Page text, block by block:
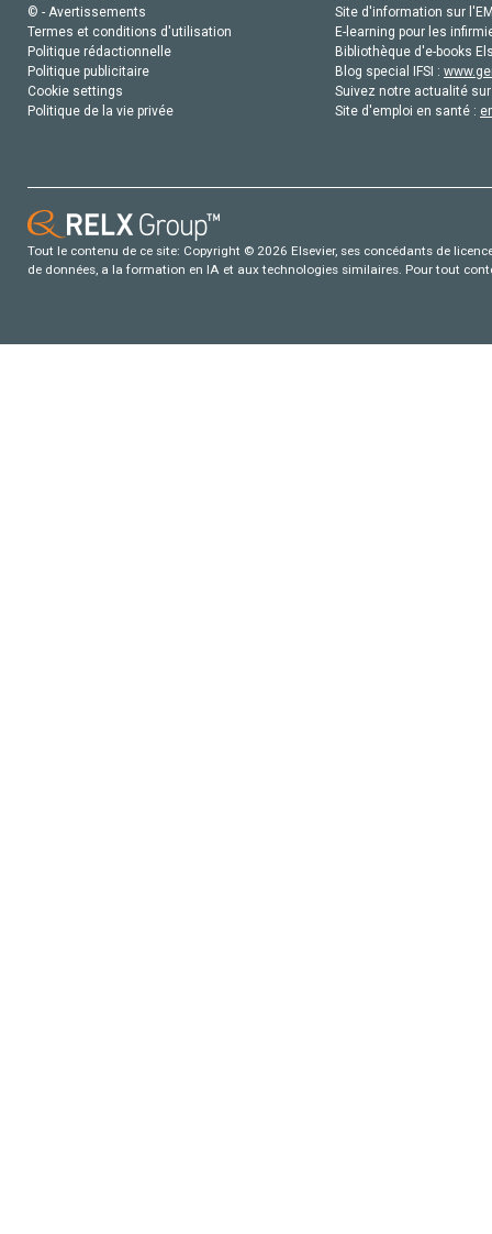
© - Avertissements
Termes et conditions d'utilisation
Politique rédactionnelle
Politique publicitaire
Cookie settings
Politique de la vie privée
Site d'information sur
E-learning pour les
Bibliothèque d'e-books
Blog special IFSI :
Suivez notre actualité
Site d'emploi en santé :
Tout le contenu de ce site: Copyright © 2026 Elsevier, ses concédants de
de données, a la formation en IA et aux technologies similaires. Pour tout